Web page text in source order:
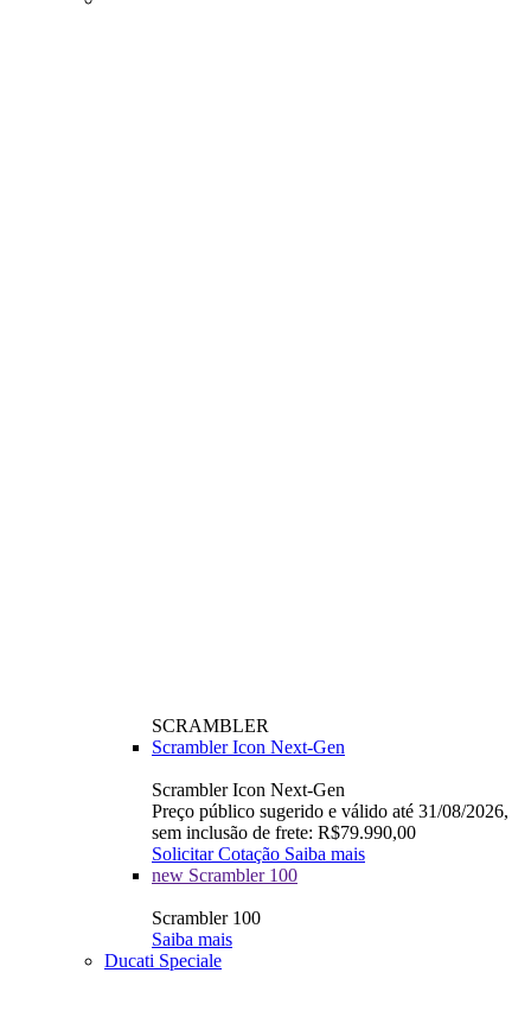
SCRAMBLER
Scrambler Icon Next-Gen
Scrambler Icon Next-Gen
Preço público sugerido e válido até 31/08/2026,
sem inclusão de frete: R$79.990,00
Solicitar Cotação Saiba mais
new Scrambler 100
Scrambler 100
Saiba mais
Ducati Speciale